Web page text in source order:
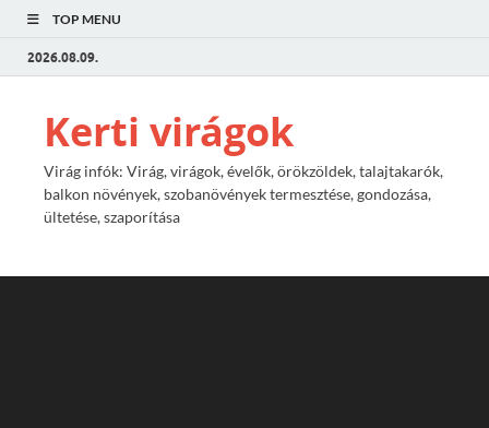
TOP MENU
2026.08.09.
Kerti virágok
Virág infók: Virág, virágok, évelők, örökzöldek, talajtakarók,
balkon növények, szobanövények termesztése, gondozása,
ültetése, szaporítása